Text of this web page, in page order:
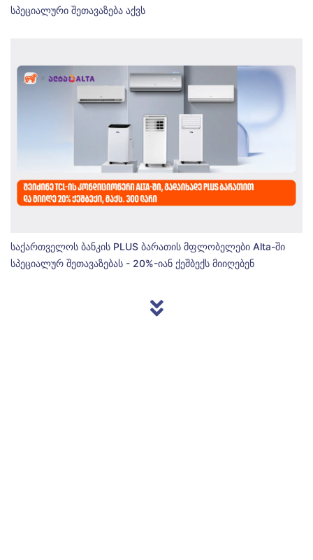
სპეციალური შეთავაზება აქვს
საქართველოს ბანკის PLUS ბარათის მფლობელები Alta-ში
სპეციალურ შეთავაზებას - 20%-იან ქეშბექს მიიღებენ